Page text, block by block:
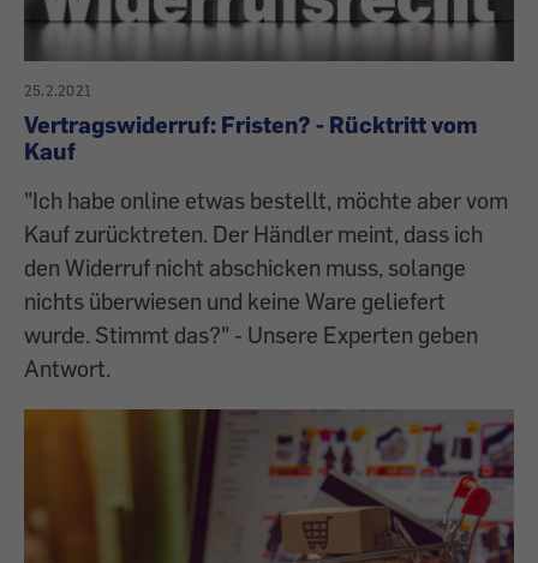
25.2.2021
Vertragswiderruf: Fristen? - Rücktritt vom
Kauf
"Ich habe online etwas bestellt, möchte aber vom
Kauf zurücktreten. Der Händler meint, dass ich
den Widerruf nicht abschicken muss, solange
nichts überwiesen und keine Ware geliefert
wurde. Stimmt das?" - Unsere Experten geben
Antwort.